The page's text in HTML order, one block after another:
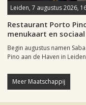
Leiden, 7 augustus 2026,
Restaurant Porto
menukaart en
Begin augustus namen
Pino aan de Haven in
Meer Maatschappij